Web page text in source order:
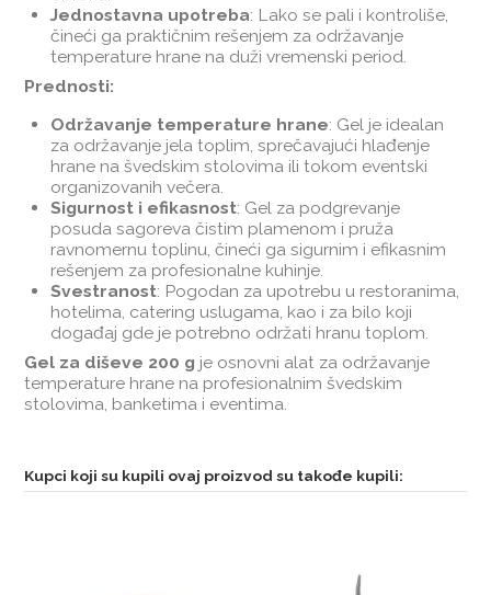
Jednostavna upotreba: Lako se pali i kontroliše,
čineći ga praktičnim rešenjem za održavanje
temperature hrane na duži vremenski period.
Prednosti:
Održavanje temperature hrane: Gel je idealan
za održavanje jela toplim, sprečavajući hlađenje
hrane na švedskim stolovima ili tokom eventski
organizovanih večera.
Sigurnost i efikasnost: Gel za podgrevanje
posuda sagoreva čistim plamenom i pruža
ravnomernu toplinu, čineći ga sigurnim i efikasnim
rešenjem za profesionalne kuhinje.
Svestranost: Pogodan za upotrebu u restoranima,
hotelima, catering uslugama, kao i za bilo koji
događaj gde je potrebno održati hranu toplom.
Gel za diševe 200 g je osnovni alat za održavanje
temperature hrane na profesionalnim švedskim
stolovima, banketima i eventima.
Kupci koji su kupili ovaj proizvod su takođe kupili: